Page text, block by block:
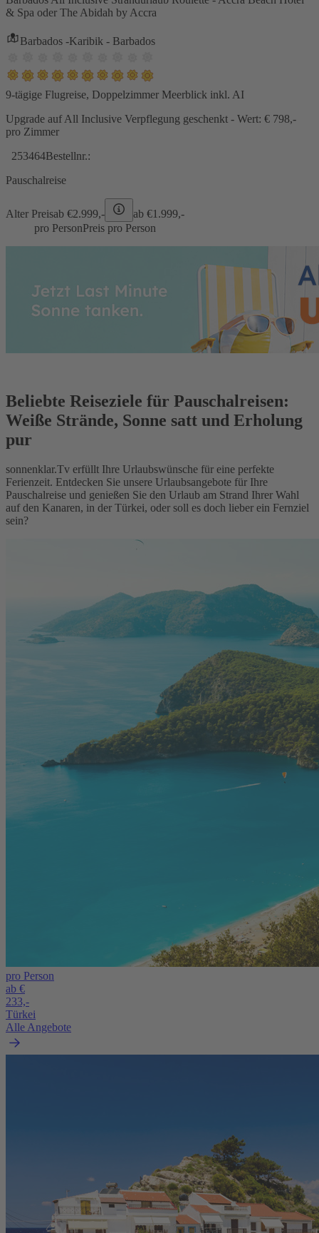
& Spa oder The Abidah by Accra
Barbados -Karibik - Barbados
9-tägige Flugreise, Doppelzimmer Meerblick inkl. AI
Upgrade auf All Inclusive Verpflegung geschenkt - Wert: € 798,-
pro Zimmer
253464Bestellnr.:
Pauschalreise
Alter Preisab €2.999,- ab €1.999,-
pro PersonPreis pro Person
Beliebte Reiseziele für Pauschalreisen:
Weiße Strände, Sonne satt und Erholung
pur
sonnenklar.Tv erfüllt Ihre Urlaubswünsche für eine perfekte
Ferienzeit. Entdecken Sie unsere Urlaubsangebote für Ihre
Pauschalreise und genießen Sie den Urlaub am Strand Ihrer Wahl
auf den Kanaren, in der Türkei, oder soll es doch lieber ein Fernziel
sein?
pro Person
ab €
233,-
Türkei
Alle Angebote